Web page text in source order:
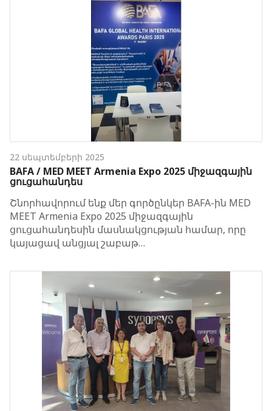
22 սեպտեմբերի 2025
BAFA / MED MEET Armenia Expo 2025 միջազգային
ցուցահանդես
Շնորհավորում ենք մեր գործընկեր BAFA-ին MED
MEET Armenia Expo 2025 միջազգային
ցուցահանդեսին մասնակցության համար, որը
կայացավ անցյալ շաբաթ…